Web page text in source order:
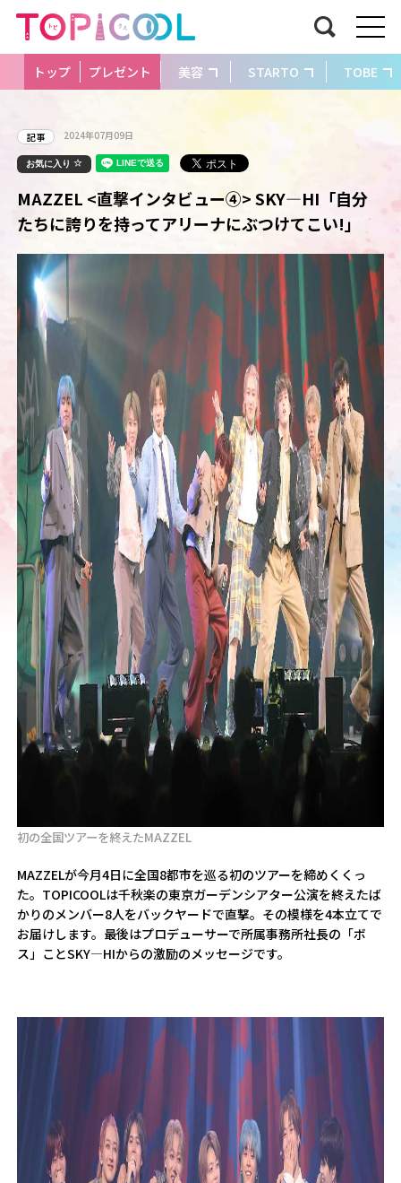
トップ プレゼント 美容 STARTO TOBE
記事 2024年07月09日
お気に入り
MAZZEL <直撃インタビュー④> SKY―HI「自分
たちに誇りを持ってアリーナにぶつけてこい!」
初の全国ツアーを終えたMAZZEL
MAZZELが今月4日に全国8都市を巡る初のツアーを締めくくっ
た。TOPICOOLは千秋楽の東京ガーデンシアター公演を終えたば
かりのメンバー8人をバックヤードで直撃。その模様を4本立てで
お届けします。最後はプロデューサーで所属事務所社長の「ボ
ス」ことSKY―HIからの激励のメッセージです。